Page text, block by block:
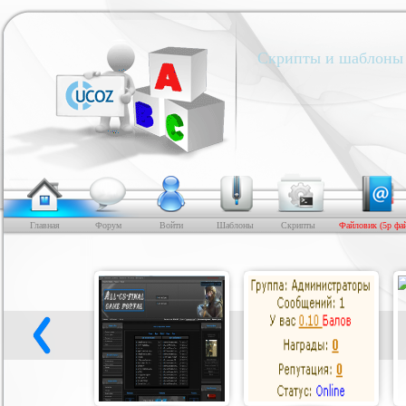
Скрипты и шаблоны
Главная Форум Войти Шаблоны Скрипты Файловик (5р